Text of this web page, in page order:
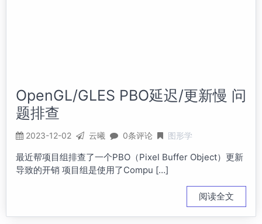
OpenGL/GLES PBO延迟/更新慢 问
题排查
2023-12-02 云曦 0条评论 图形学
最近帮项目组排查了一个PBO（Pixel Buffer Object）更新
导致的开销 项目组是使用了Compu […]
阅读全文